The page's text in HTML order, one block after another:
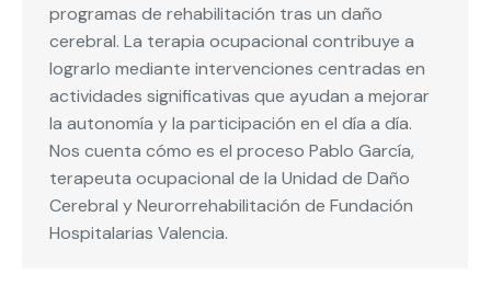
programas de rehabilitación tras un daño
cerebral. La terapia ocupacional contribuye a
lograrlo mediante intervenciones centradas en
actividades significativas que ayudan a mejorar
la autonomía y la participación en el día a día.
Nos cuenta cómo es el proceso Pablo García,
terapeuta ocupacional de la Unidad de Daño
Cerebral y Neurorrehabilitación de Fundación
Hospitalarias Valencia.